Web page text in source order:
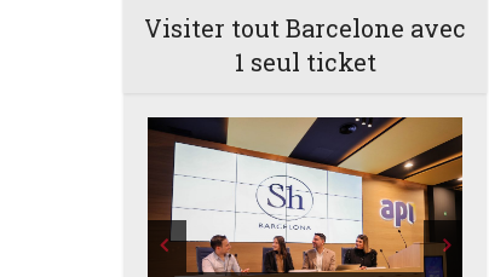
Visiter tout Barcelone avec
1 seul ticket